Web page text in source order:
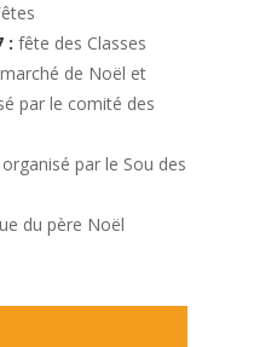
: fête des Classes
marché de Noël et
par le comité des
par le Sou des
du père Noël